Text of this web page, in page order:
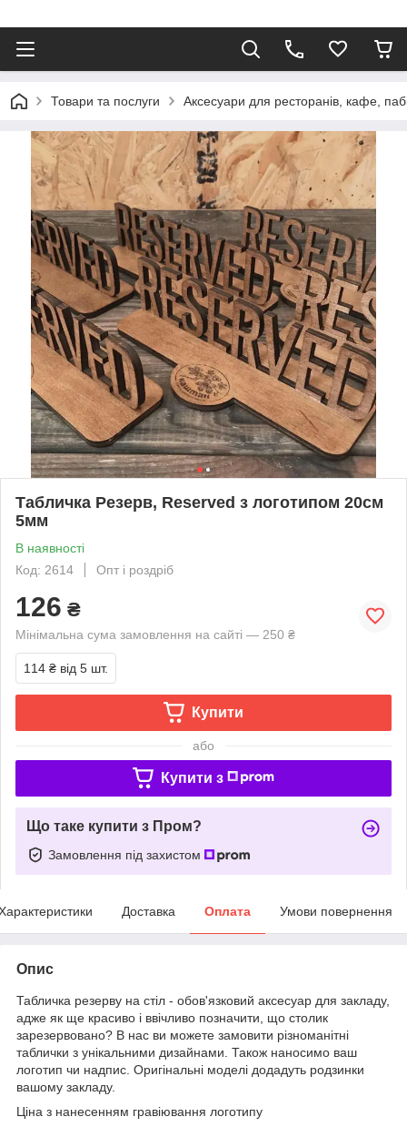
Товари та послуги Аксесуари для ресторанів, кафе,
Табличка Резерв, Reserved з логотипом 20см
5мм
В наявності
Код: 2614
Опт і роздріб
126 ₴
Мінімальна сума замовлення на сайті — 250 ₴
114 ₴ від 5 шт.
Купити
або
Купити з
Що таке купити з Пром?
Замовлення під захистом
Доставка Оплата Умови повернення
Опис
Табличка резерву на стіл - обов'язковий аксесуар для закладу,
адже як ще красиво і ввічливо позначити, що столик
зарезервовано? В нас ви можете замовити різноманітні
таблички з унікальними дизайнами. Також наносимо ваш
логотип чи надпис. Оригінальні моделі додадуть родзинки
вашому закладу.
Ціна з нанесенням гравіювання логотипу